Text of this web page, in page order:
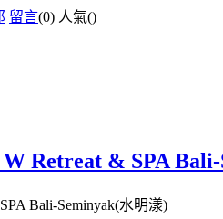
留言(0) 人氣()
Retreat & SPA
Bali-Seminyak(水明漾)